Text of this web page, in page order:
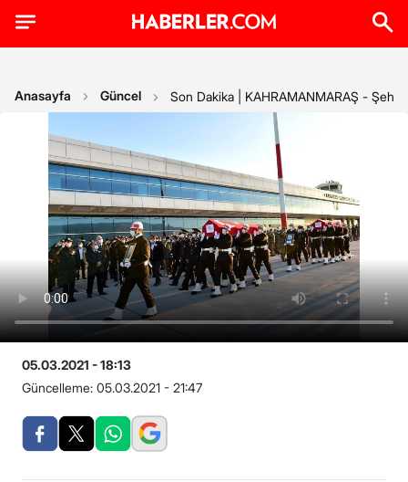
Anasayfa Güncel Son Dakika | KAHRAMANMARAŞ - Şehit
05.03.2021 - 18:13
Güncelleme: 05.03.2021 - 21:47